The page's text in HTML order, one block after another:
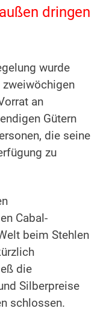
dringen
wurde
zweiwöchigen
an
Gütern
die seine
zu
Cabal-
beim Stehlen
die
Silberpreise
schlossen.